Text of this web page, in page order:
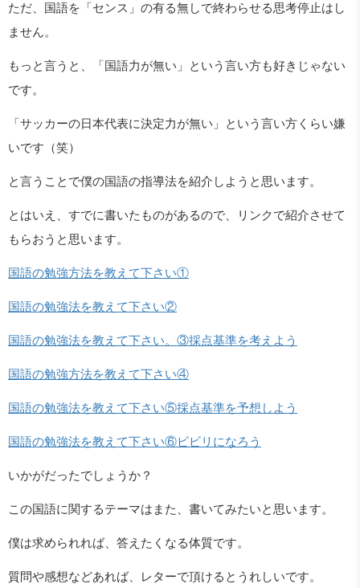
ただ、国語を「センス」の有る無しで終わらせる思考停止はし
ません。
もっと言うと、「国語力が無い」という言い方も好きじゃない
です。
「サッカーの日本代表に決定力が無い」という言い方くらい嫌
いです（笑）
と言うことで僕の国語の指導法を紹介しようと思います。
とはいえ、すでに書いたものがあるので、リンクで紹介させて
もらおうと思います。
国語の勉強方法を教えて下さい①
国語の勉強法を教えて下さい②
国語の勉強法を教えて下さい。③採点基準を考えよう
国語の勉強方法を教えて下さい④
国語の勉強法を教えて下さい⑤採点基準を予想しよう
国語の勉強法を教えて下さい⑥ビビリになろう
いかがだったでしょうか？
この国語に関するテーマはまた、書いてみたいと思います。
僕は求められれば、答えたくなる体質です。
質問や感想などあれば、レターで頂けるとうれしいです。